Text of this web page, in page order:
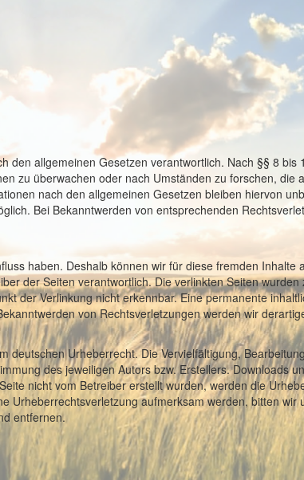
allgemeinen Gesetzen verantwortlich. Nach §§ 8 bis
zu überwachen oder nach Umständen zu forschen, die
nach den allgemeinen Gesetzen bleiben hiervon
Bei Bekanntwerden von entsprechenden
haben. Deshalb können wir für diese fremden Inhalte
der Seiten verantwortlich. Die verlinkten Seiten
der Verlinkung nicht erkennbar. Eine permanente
von Rechtsverletzungen werden wir
Urheberrecht. Die Vervielfältigung,
des jeweiligen Autors bzw. Erstellers. Downloads
nicht vom Betreiber erstellt wurden, werden die
Urheberrechtsverletzung aufmerksam werden, bitten wir
entfernen.